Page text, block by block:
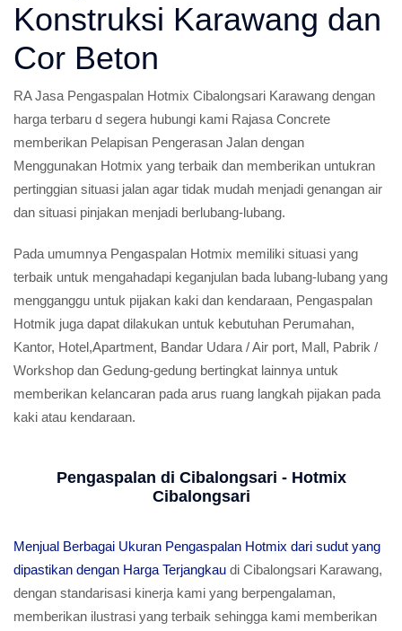
Konstruksi Karawang dan
Cor Beton
RA Jasa Pengaspalan Hotmix Cibalongsari Karawang dengan
harga terbaru d segera hubungi kami Rajasa Concrete
memberikan Pelapisan Pengerasan Jalan dengan
Menggunakan Hotmix yang terbaik dan memberikan untukran
pertinggian situasi jalan agar tidak mudah menjadi genangan air
dan situasi pinjakan menjadi berlubang-lubang.
Pada umumnya Pengaspalan Hotmix memiliki situasi yang
terbaik untuk mengahadapi keganjulan bada lubang-lubang yang
mengganggu untuk pijakan kaki dan kendaraan, Pengaspalan
Hotmik juga dapat dilakukan untuk kebutuhan Perumahan,
Kantor, Hotel,Apartment, Bandar Udara / Air port, Mall, Pabrik /
Workshop dan Gedung-gedung bertingkat lainnya untuk
memberikan kelancaran pada arus ruang langkah pijakan pada
kaki atau kendaraan.
Pengaspalan di Cibalongsari - Hotmix
Cibalongsari
Menjual Berbagai Ukuran Pengaspalan Hotmix dari sudut yang
dipastikan dengan Harga Terjangkau di Cibalongsari Karawang,
dengan standarisasi kinerja kami yang berpengalaman,
memberikan ilustrasi yang terbaik sehingga kami memberikan